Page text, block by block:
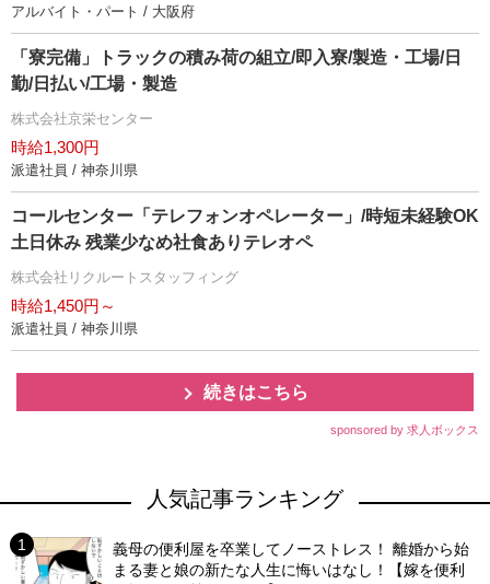
アルバイト・パート / 大阪府
「寮完備」トラックの積み荷の組立/即入寮/製造・工場/日
勤/日払い/工場・製造
株式会社京栄センター
時給1,300円
派遣社員 / 神奈川県
コールセンター「テレフォンオペレーター」/時短未経験OK
土日休み 残業少なめ社食ありテレオペ
株式会社リクルートスタッフィング
時給1,450円～
派遣社員 / 神奈川県
続きはこちら
sponsored by 求人ボックス
人気記事ランキング
義母の便利屋を卒業してノーストレス！ 離婚から始
まる妻と娘の新たな人生に悔いはなし！【嫁を便利